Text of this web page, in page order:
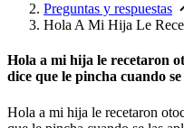
Preguntas y respuestas
Hola A Mi Hija Le
Hola a mi hija le recetaron
dice que le pincha cuando se
Hola a mi hija le recetaron